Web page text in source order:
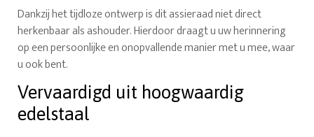
Dankzij het tijdloze ontwerp is dit assieraad niet direct
herkenbaar als ashouder. Hierdoor draagt u uw herinnering
op een persoonlijke en onopvallende manier met u mee, waar
u ook bent.
Vervaardigd uit hoogwaardig
edelstaal